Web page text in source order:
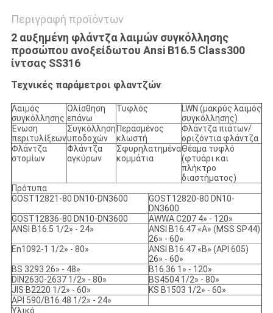
Περιγραφή προϊόντων
2 αυξημένη φλάντζα λαιμών συγκόλλησης
προσώπου ανοξείδωτου Ansi B16.5 Class300
ίντσας SS316
Τεχνικές παράμετροι φλαντζών:
Λαιμός
συγκόλλησης
Ολίσθηση
επάνω
Τυφλός
LWN (μακρύς λαιμός
συγκόλλησης)
Ένωση
περιτυλίξεων
Συγκόλληση
υποδοχών
Περασμένος
κλωστή
Φλάντζα πιάτων/
οριζόντια φλάντζα
Φλάντζα
στομίων
Φλάντζα
αγκύρων
Σφυρηλατημένα
κομμάτια
Θέαμα τυφλό
(φτυάρι και
πλήκτρο
διαστήματος)
Πρότυπα
GOST12821-80 DN10-DN3600
GOST12820-80 DN10-
DN3600
GOST12836-80 DN10-DN3600
AWWA C207 4» - 120»
ANSI B16.5 1/2» - 24»
ANSI B16.47 «Α» (MSS SP44)
26» - 60»
En1092-1 1/2» - 80»
ANSI B16.47 «Β» (API 605)
26» - 60»
BS 3293 26» - 48»
B16.36 1» - 120»
DIN2630-2637 1/2» - 80»
BS4504 1/2» - 80»
JIS B2220 1/2» - 60»
KS B1503 1/2» - 60»
API 590/B16.48 1/2» - 24»
Υλικό